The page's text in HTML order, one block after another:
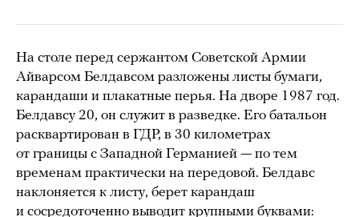
На столе перед сержантом Советской Армии
Айварсом Белдавсом разложены листы бумаги,
карандаши и плакатные перья. На дворе 1987 год.
Белдавсу 20, он служит в разведке. Его батальон
расквартирован в ГДР, в 30 километрах
от границы с Западной Германией — по тем
временам практически на передовой. Белдавс
наклоняется к листу, берет карандаш
и сосредоточенно выводит крупными буквами: